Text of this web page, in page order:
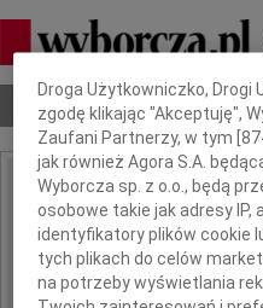
Nekrologi Odeszli
IMIĘ I NAZWISKO:
REGION: Łódź
DATA EMISJI: 22.04.2010
Dbamy o Twoją prywatność
Droga Użytkowniczko, Drogi
zgodę klikając "Akceptuję",
Zaufani Partnerzy, w tym [
jak również Agora S.A.
Wyborcza sp. z o.o., będą
osobowe takie jak adresy IP,
identyfikatory plików cookie
tych plikach do celów
na potrzeby wyświetlania